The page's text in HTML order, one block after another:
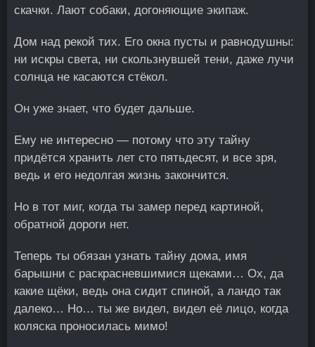
скачки. Лают собаки, догоняющие экипаж.
Дом над рекой тих. Его окна пусты и равнодушны:
ни искры света, ни скользнувшей тени, даже лучи
солнца не касаются стёкол.
Он уже знает, что будет дальше.
Ему не интересно — потому что эту тайну
придётся хранить лет сто пятьдесят, и все зря,
ведь и его недолгая жизнь закончится.
Но в тот миг, когда ты замер перед картиной,
обратной дороги нет.
Теперь ты обязан узнать тайну дома, имя
барышни с раскрасневшимися щеками… Ох, да
какие щёки, ведь она сидит спиной, а ландо так
далеко… Но… ты же видел, видел её лицо, когда
коляска проносилась мимо!